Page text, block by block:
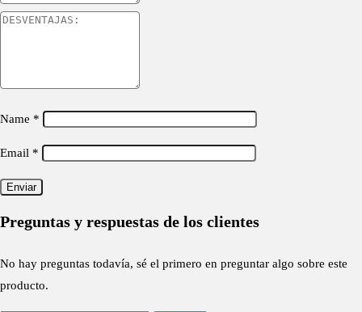
Name *
Email *
Preguntas y respuestas de los clientes
No hay preguntas todavía, sé el primero en preguntar algo sobre este
producto.